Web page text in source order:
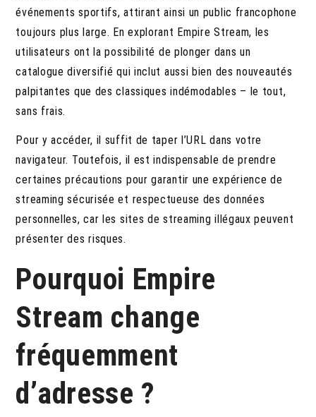
événements sportifs, attirant ainsi un public francophone
toujours plus large. En explorant Empire Stream, les
utilisateurs ont la possibilité de plonger dans un
catalogue diversifié qui inclut aussi bien des nouveautés
palpitantes que des classiques indémodables – le tout,
sans frais.
Pour y accéder, il suffit de taper l’URL dans votre
navigateur. Toutefois, il est indispensable de prendre
certaines précautions pour garantir une expérience de
streaming sécurisée et respectueuse des données
personnelles, car les sites de streaming illégaux peuvent
présenter des risques.
Pourquoi Empire
Stream change
fréquemment
d’adresse ?